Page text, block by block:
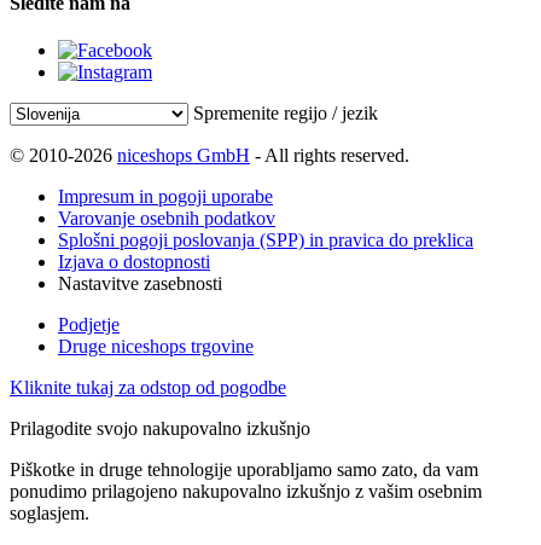
Spremenite regijo / jezik
© 2010-2026 niceshops GmbH - All rights reserved.
Impresum in pogoji uporabe
Varovanje osebnih podatkov
Splošni pogoji poslovanja (SPP) in pravica do preklica
Izjava o dostopnosti
Nastavitve zasebnosti
Podjetje
Druge niceshops trgovine
Kliknite tukaj za odstop od pogodbe
Prilagodite svojo nakupovalno izkušnjo
Piškotke in druge tehnologije uporabljamo samo zato, da vam
ponudimo prilagojeno nakupovalno izkušnjo z vašim osebnim
soglasjem.